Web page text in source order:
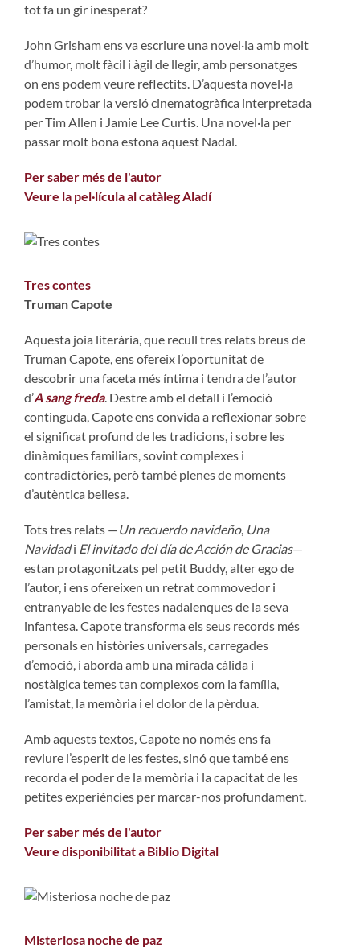
tot fa un gir inesperat?
John Grisham ens va escriure una novel·la amb molt
d’humor, molt fàcil i àgil de llegir, amb personatges
on ens podem veure reflectits. D’aquesta novel·la
podem trobar la versió cinematogràfica interpretada
per Tim Allen i Jamie Lee Curtis. Una novel·la per
passar molt bona estona aquest Nadal.
Per saber més de l'autor
Veure la pel·lícula al catàleg Aladí
Tres contes
Truman Capote
Aquesta joia literària, que recull tres relats breus de
Truman Capote, ens ofereix l’oportunitat de
descobrir una faceta més íntima i tendra de l’autor
d’A sang freda. Destre amb el detall i l’emoció
continguda, Capote ens convida a reflexionar sobre
el significat profund de les tradicions, i sobre les
dinàmiques familiars, sovint complexes i
contradictòries, però també plenes de moments
d’autèntica bellesa.
Tots tres relats —Un recuerdo navideño, Una
Navidadi El invitado del día de Acción de Gracias—
estan protagonitzats pel petit Buddy, alter ego de
l’autor, i ens ofereixen un retrat commovedor i
entranyable de les festes nadalenques de la seva
infantesa. Capote transforma els seus records més
personals en històries universals, carregades
d’emoció, i aborda amb una mirada càlida i
nostàlgica temes tan complexos com la família,
l’amistat, la memòria i el dolor de la pèrdua.
Amb aquests textos, Capote no només ens fa
reviure l’esperit de les festes, sinó que també ens
recorda el poder de la memòria i la capacitat de les
petites experiències per marcar-nos profundament.
Per saber més de l'autor
Veure disponibilitat a Biblio Digital
Misteriosa noche de paz